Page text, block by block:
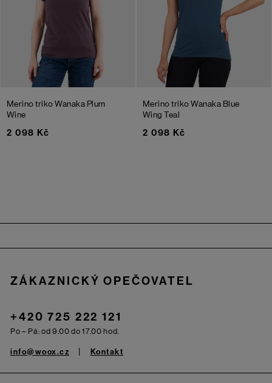
Merino triko Wanaka Plum
Wine
2 098 Kč
Merino triko Wanaka Blue
Wing Teal
2 098 Kč
ZÁKAZNICKÝ OPEČOVATEL
+420 725 222 121
Po – Pá: od 9.00 do 17.00 hod.
info@woox.cz Kontakt